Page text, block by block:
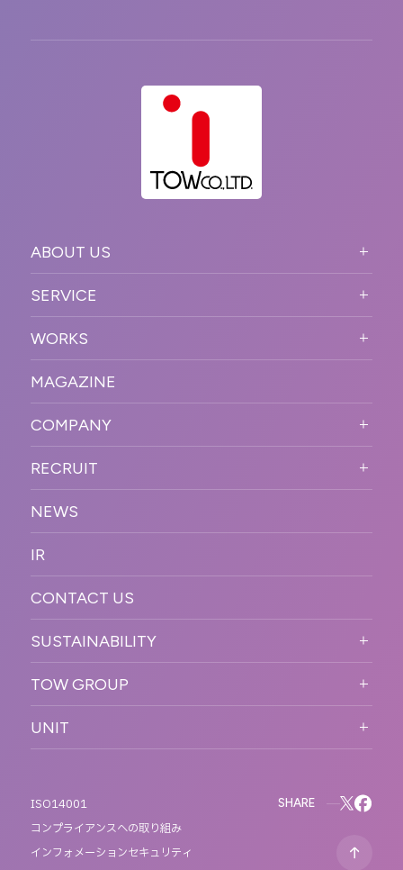
ABOUT US
PURPOSE
VISION
OUR DNA
SERVICE
STRONG POINT
BUSINESS DOMAIN
SOLUTION
WORKFLOW
WORKS
オンラインイベント
SNSプロモーション
プラットフォーム販
促
デジタル制作・映像
制作
PR
カンファレンス・展示会・アワ
ESPORTS・ゲームプロモーシ
MAGAZINE
COMPANY
COMPANY INFORMATION
MESSAGE
OFFICER
ACCESS
ORGANIZATION CHART
HISTORY
RECRUIT
新卒採用
キャリア採用
NEWS
IR
CONTACT US
SUSTAINABILITY
サステナビリティ
TOW GROUP
MOTTO
BLUES MOBILE
UNIT
ISO14001
コンプライアンスへの取り組み
インフォメーションセキュリティ
SHARE